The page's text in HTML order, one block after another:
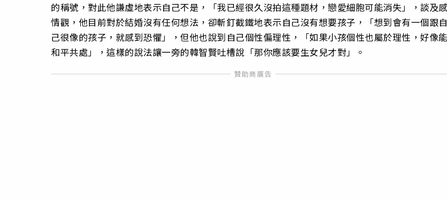
的稱號，對此他謙虛地表示自己不是，「我已經很久沒拍這種題材，戀愛細胞可能消失」，談及
情觀，他目前對於結婚沒有任何想法，卻斬釘截鐵地表示自己沒有想要孩子，「想到會有一個跟
己很像的孩子，就感到恐懼」，但他也說到自己個性偏理性，「如果小孩個性也屬於理性，好像
和平共處」，這樣的說法讓一旁的韓智賢吐槽說「那你應該要生女兒才對」。